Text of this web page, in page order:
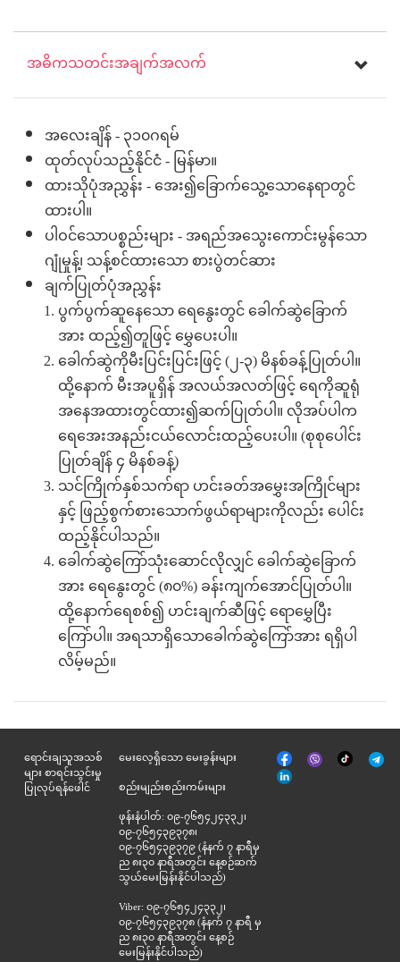
အဓိကသတင်းအချက်အလက်
အလေးချိန် - ၃၁၀ဂရမ်
ထုတ်လုပ်သည့်နိုင်ငံ - မြန်မာ။
ထားသိုပုံအညွှန်း - အေး၍ခြောက်သွေ့သောနေရာတွင်
ထားပါ။
ပါဝင်သောပစ္စည်းများ - အရည်အသွေးကောင်းမွန်သော
ဂျုံမှုန့်၊ သန့်စင်ထားသော စားပွဲတင်ဆား
ချက်ပြုတ်ပုံအညွှန်း
ပွက်ပွက်ဆူနေသော ရေနွေးတွင် ခေါက်ဆွဲခြောက်
အား ထည့်၍တူဖြင့် မွှေပေးပါ။
ခေါက်ဆွဲကိုမီးပြင်းပြင်းဖြင့် (၂-၃) မိနစ်ခန့်ပြုတ်ပါ။
ထို့နောက် မီးအပူရှိန် အလယ်အလတ်ဖြင့် ရေကိုဆူရုံ
အနေအထားတွင်ထား၍ဆက်ပြုတ်ပါ။ လိုအပ်ပါက
ရေအေးအနည်းငယ်လောင်းထည့်ပေးပါ။ (စုစုပေါင်း
ပြုတ်ချိန် ၄ မိနစ်ခန့်)
သင်ကြိုက်နှစ်သက်ရာ ဟင်းခတ်အမွှေးအကြိုင်များ
နှင့် ဖြည့်စွက်စားသောက်ဖွယ်ရာများကိုလည်း ပေါင်း
ထည့်နိုင်ပါသည်။
ခေါက်ဆွဲကြော်သုံးဆောင်လိုလျှင် ခေါက်ဆွဲခြောက်
အား ရေနွေးတွင် (၈၀%) ခန်းကျက်အောင်ပြုတ်ပါ။
ထို့နောက်ရေစစ်၍ ဟင်းချက်ဆီဖြင့် ရောမွှေပြီး
ကြော်ပါ။ အရသာရှိသောခေါက်ဆွဲကြော်အား ရရှိပါ
လိမ့်မည်။
ရောင်းချသူအသစ်
များ စာရင်းသွင်းမှု
ပြုလုပ်ရန်ဖေါင်
မေးလေ့ရှိသော မေးခွန်းများ
စည်းမျည်းစည်းကမ်းများ
ဖုန်းနံပါတ်: ၀၉-၇၆၅၄၂၄၃၃၂၊
၀၉-၇၆၅၄၃၉၃၇၈၊
၀၉-၇၆၅၄၃၉၃၇၉ (နံနက် ၇ နာရီမှ
ည ၈း၃၀ နာရီအတွင်း နေ့စဉ်ဆက်
သွယ်မေးမြန်းနိုင်ပါသည်)
Viber: ၀၉-၇၆၅၄၂၄၃၃၂၊
၀၉-၇၆၅၄၃၉၃၇၈ (နံနက် ၇ နာရီ မှ
ည ၈း၃၀ နာရီအတွင်း နေ့စဉ်
မေးမြန်းနိုင်ပါသည်)
မျက်နှာစာ
အုပ်
Viber Tik
Tok
နှင့်
ဆက်စပ်